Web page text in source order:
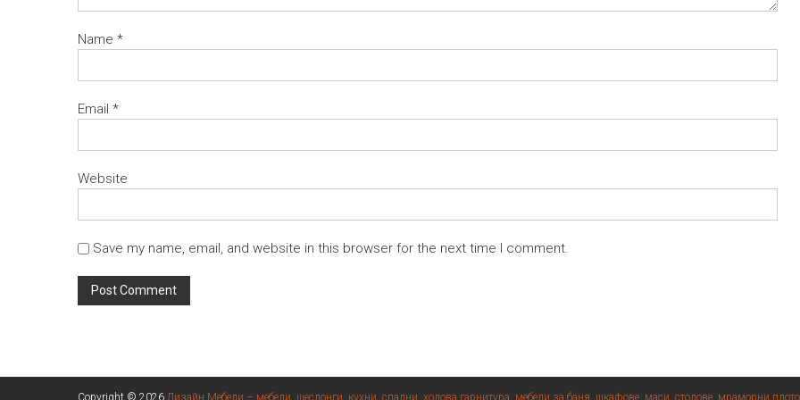
Name *
Email *
Website
Save my name, email, and website in this browser for the next time I comment.
Copyright © 2026 Дизайн Мебели – мебели, шеслонги, кухни, спални, холова гарнитура, мебели за баня, шкафове, маси, столове, мраморни